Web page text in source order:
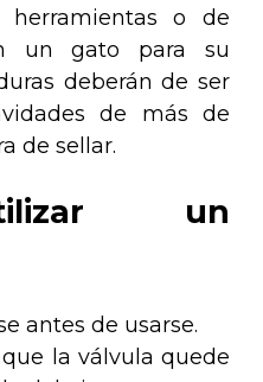
herramientas o de
un gato para su
deberán de ser
de más de
de sellar.
un
antes de usarse.
la válvula quede